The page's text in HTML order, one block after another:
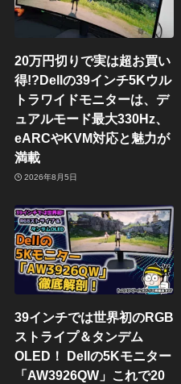
20万円切りで実は超お買い
得!?Dellの39インチ5Kウル
トラワイドモニターは、デ
ュアルモード最大330Hz、
eARCやKVM対応と魅力が
満載
2026年8月5日
39インチでは世界初のRGB
ストライプ＆タンデム
OLED！ Dellの5Kモニター
「AW3926QW」これで20